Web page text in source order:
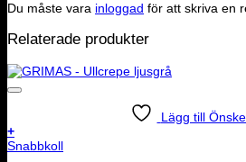
Du måste vara inloggad för att skriva en
Relaterade produkter
Lägg till
+
Snabbkoll